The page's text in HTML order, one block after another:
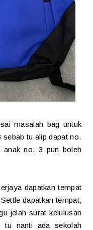
masalah bag untuk
tu alip dapat no.
anak no. 3 pun boleh
dapatkan tempat
dapatkan tempat,
jelah surat kelulusan
tu nanti ada sekolah